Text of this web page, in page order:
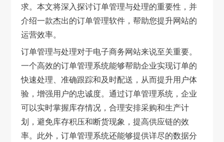
求。本文将深入探讨订单管理与处理的重要性，并
介绍一款杰出的订单管理软件，帮助您提升网站的
运营效率。
订单管理与处理对于电子商务网站来说至关重要。
一个高效的订单管理系统能够帮助企业实现订单的
快速处理、准确跟踪和及时配送，从而提升用户体
验，增强用户的忠诚度。通过订单管理系统，企业
可以实时掌握库存情况，合理安排采购和生产计
划，避免库存积压和断货现象，提高供应链的效
率。此外，订单管理系统还能够提供详尽的数据分